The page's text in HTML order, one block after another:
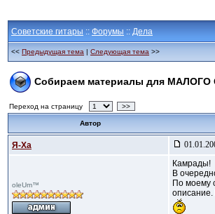
Советские гитары :: Форумы :: Дела
<< Предыдущая тема | Следующая тема >>
Собираем материалы для
Переход на страницу >>
Автор
Я-Ха
oleUm™
Камрады!
В
По моему
описание.